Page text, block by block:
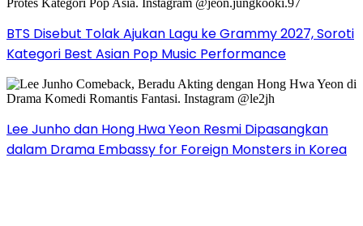
BTS Disebut Tolak Ajukan Lagu ke Grammy 2027, Soroti
Kategori Best Asian Pop Music Performance
Lee Junho dan Hong Hwa Yeon Resmi Dipasangkan
dalam Drama Embassy for Foreign Monsters in Korea